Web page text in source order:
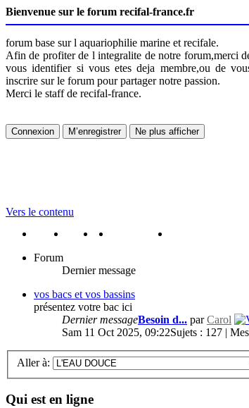
Bienvenue sur le forum recifal-france.fr
forum base sur l aquariophilie marine et recifale.
Afin de profiter de l integralite de notre forum,merci
vous identifier si vous etes deja membre,ou de
inscrire sur le forum pour partager notre passion.
Merci le staff de recifal-france.
Vers le contenu
portail
forum faq m'enregister
Forum
Dernier message
vos bacs et vos bassins
présentez votre bac ici
Dernier messageBesoin d... parCarol
Sam 11 Oct 2025, 09:22Sujets : 127 |
Aller à:
Qui est en ligne